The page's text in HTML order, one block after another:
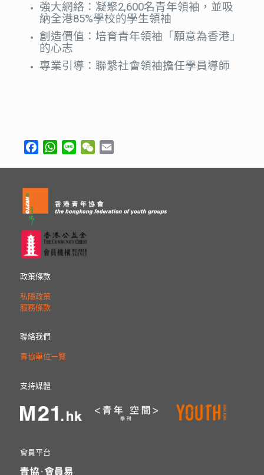
強大網絡：凝聚2,600名青年領袖，並吸
納全港85%學校的學生領袖
創造價值：培育青年領袖「願意為香港」
的心志
專業引導：聯繫社會領袖擔任學員導師
FacebookWhatsApp
Line WeChat
政策條款
私隱政策
服務條款
聯絡我們
青協單位一覽
支持媒體
會員平台